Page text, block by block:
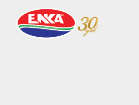
contenu